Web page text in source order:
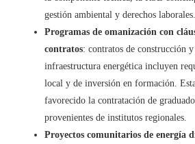
gestión ambiental y derechos laborales.
Programas de omanización con
contratos: contratos de construcción
infraestructura energética incluyen
local y de inversión en formación.
favorecido la contratación de
provenientes de institutos regionales.
Proyectos comunitarios de energía